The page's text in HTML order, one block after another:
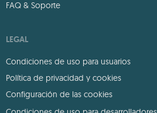
FAQ & Soporte
LEGAL
Condiciones de uso para usuarios
Política de privacidad y cookies
Configuración de las cookies